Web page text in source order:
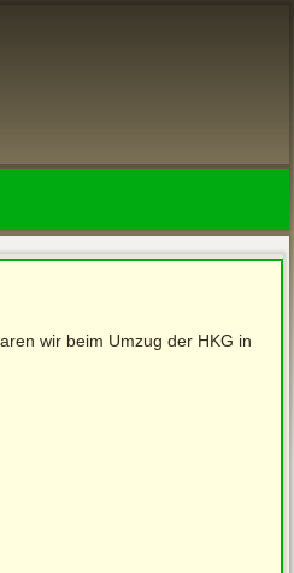
wir beim Umzug der HKG in